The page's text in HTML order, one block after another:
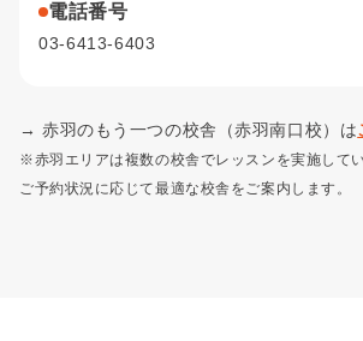
電話番号
03-6413-6403
→ 赤羽のもう一つの校舎（赤羽南口校）は
※赤羽エリアは複数の校舎でレッスンを実施してい
ご予約状況に応じて最適な校舎をご案内します。